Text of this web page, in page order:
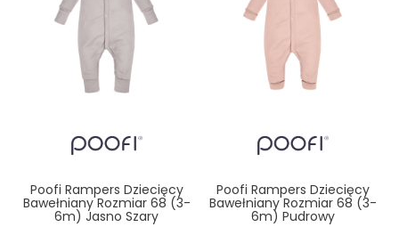
Poofi Rampers Dziecięcy
Bawełniany Rozmiar 68 (3-
6m) Jasno Szary
Poofi Rampers Dziecięcy
Bawełniany Rozmiar 68 (3-
6m) Pudrowy